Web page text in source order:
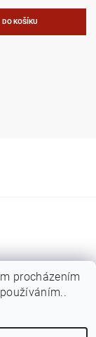
procházením